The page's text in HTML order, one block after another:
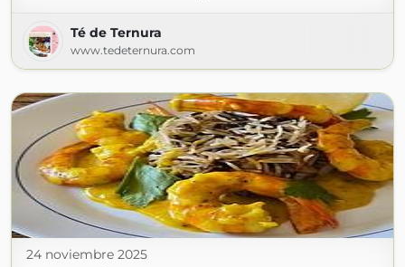
Té de Ternura
www.tedeternura.com
24 noviembre 2025